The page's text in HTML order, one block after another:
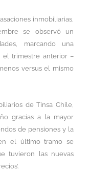
inmobiliarias,
se observó un
marcando una
el trimestre anterior –
versus el mismo
de Tinsa Chile,
gracias a la mayor
de pensiones y la
el último tramo se
tuvieron las nuevas